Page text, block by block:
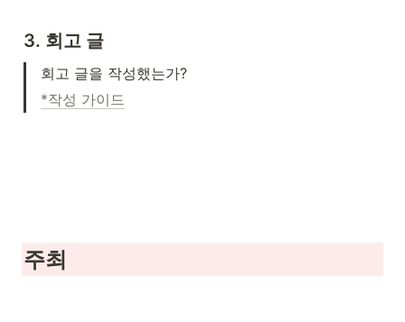
3. 회고 글
회고 글을 작성했는가?
*작성 가이드
주최